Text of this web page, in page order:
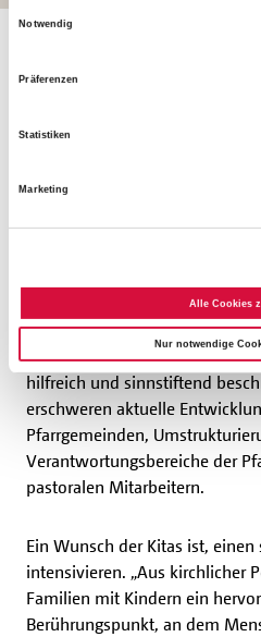
Einwilligungsauswahl
Notwendig
Präferenzen
Statistiken
Marketing
Alle Cookies
Nur notwendige
Positive
die Entwicklung
Gleichzeitig belegt die Studie
Kitas auf die Entwicklung der
Ansicht vertraten etwas mehr
Kindertageseinrichtungen.
„zufrieden“ sind. Rund 21
dass ihr Pfarrer das Team
über Glaubensfragen
hilfreich und sinnstiftend
erschweren aktuelle
Pfarrgemeinden,
Verantwortungsbereiche der
pastoralen Mitarbeitern.
Ein Wunsch der Kitas ist, einen
intensivieren. „Aus kirchlicher
Familien mit Kindern ein
Berührungspunkt, an dem